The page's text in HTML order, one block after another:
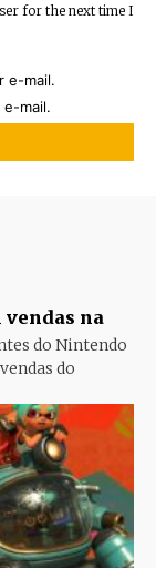
for the next time I
e-mail.
mail.
vendas na
do Nintendo
do